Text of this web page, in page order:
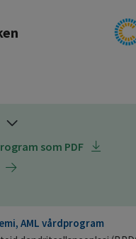
som PDF
AML vårdprogram